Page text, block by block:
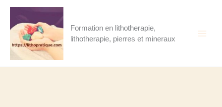
contenu
Formation en lithotherapie,
lithotherapie, pierres et mineraux